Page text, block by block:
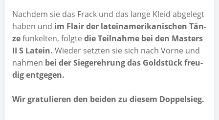
Nach­dem sie das Frack und das lan­ge Kleid abge­legt
haben und im Flair der latein­ame­ri­ka­ni­schen Tän­
zefun­kel­ten, folg­te die Teil­nah­me bei den Mas­ters
II S Latein. Wie­der setz­ten sie sich nach Vor­ne und
nah­men bei der Sie­ger­eh­rung das Gold­stück freu­
dig ent­ge­gen.
Wir gra­tu­lie­ren den bei­den zu die­sem Doppelsieg.